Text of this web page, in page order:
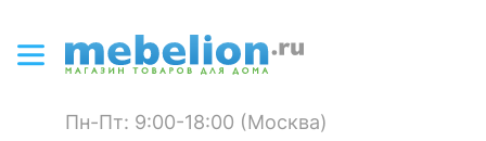
Пн-Пт: 9:00-18:00 (Москва)